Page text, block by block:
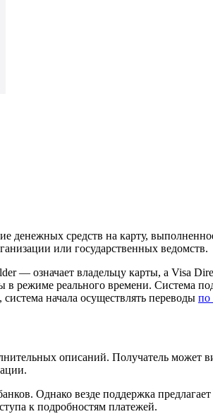
средств на карту,
или государственных ведомств.
— означает владельцу карты, а Visa
в режиме реального времени. Система
начала осуществлять переводы по
описаний. Получатель
Однако везде поддержка
к подробностям платежей.